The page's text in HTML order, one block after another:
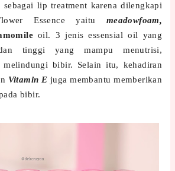
sebagai lip treatment karena dilengkapi
Essence yaitu meadowfoam,
oil. 3 jenis essensial oil yang
tinggi yang mampu menutrisi,
melindungi bibir. Selain itu, kehadiran
Vitamin Ejuga membantu memberikan
bibir.